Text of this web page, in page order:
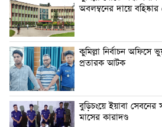
অবলম্বনের দায়ে
কুমিল্লা নির্বাচন
প্রতারক আটক
বুড়িচংয়ে ইয়াবা
মাসের কারাদণ্ড